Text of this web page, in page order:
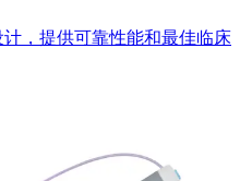
，提供可靠性能和最佳临床